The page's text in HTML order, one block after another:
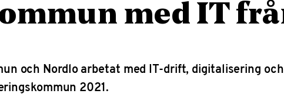
med IT
och Nordlo arbetat med IT-drift, digitalisering
2021.